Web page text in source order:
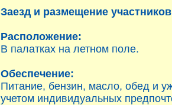
Заезд и размещение
Расположение:
В палатках на летном поле.
Обеспечение:
Питание, бензин, масло, обед и
учетом индивидуальных